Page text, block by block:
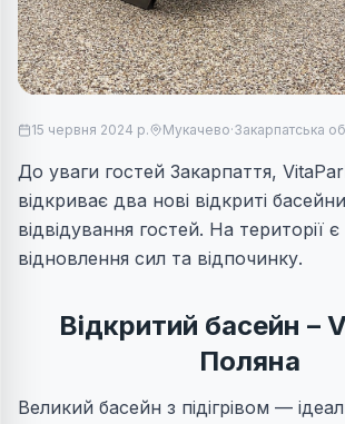
15 червня 2024 р. Мукачево·Закарпатська
До уваги гостей Закарпаття,
відкриває два нові відкриті
відвідування гостей. На території
відновлення сил та відпочинку.
Відкритий басейн –
Поляна
Великий басейн з підігрівом —